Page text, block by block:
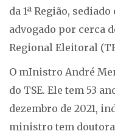
da 1ª Região,
advogado por cerca
Regional Eleitoral
O mInistro André
do TSE. Ele tem 53
dezembro de 2021,
ministro tem